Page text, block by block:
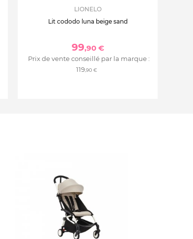
LIONELO
Lit cododo luna beige sand
99,90 €
Prix de vente conseillé par la marque :
119,90 €